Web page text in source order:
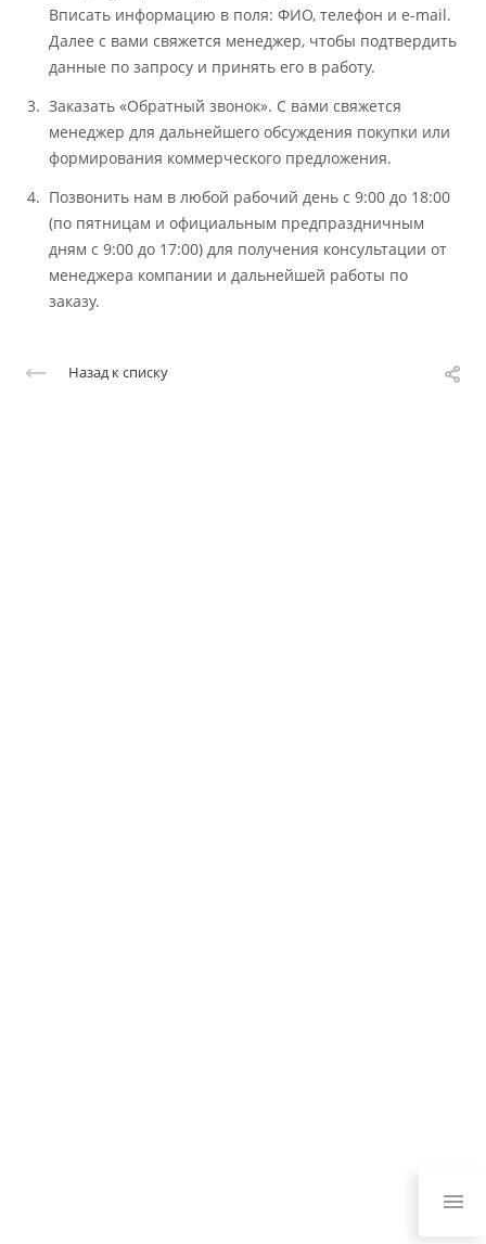
Вписать информацию в поля: ФИО, телефон и e-mail.
Далее с вами свяжется менеджер, чтобы подтвердить
данные по запросу и принять его в работу.
Заказать «Обратный звонок». С вами свяжется
менеджер для дальнейшего обсуждения покупки или
формирования коммерческого предложения.
Позвонить нам в любой рабочий день с 9:00 до 18:00
(по пятницам и официальным предпраздничным
дням с 9:00 до 17:00) для получения консультации от
менеджера компании и дальнейшей работы по
заказу.
Назад к списку